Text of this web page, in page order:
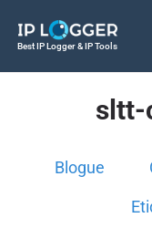
Best IP Logger & IP Tools
sltt-
Blogue